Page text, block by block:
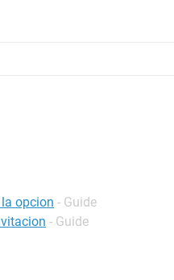
opcion - Guide
- Guide